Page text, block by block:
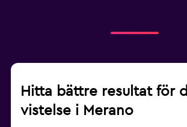
Hitta bättre resultat för
vistelse i Merano